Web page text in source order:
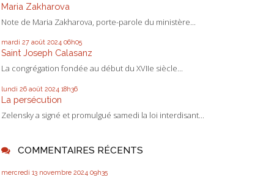
Maria Zakharova
Note de Maria Zakharova, porte-parole du ministère...
mardi 27 août 2024 06h05
Saint Joseph Calasanz
La congrégation fondée au début du XVIIe siècle...
lundi 26 août 2024 18h36
La persécution
Zelensky a signé et promulgué samedi la loi interdisant...
COMMENTAIRES RÉCENTS
mercredi 13 novembre 2024 09h35